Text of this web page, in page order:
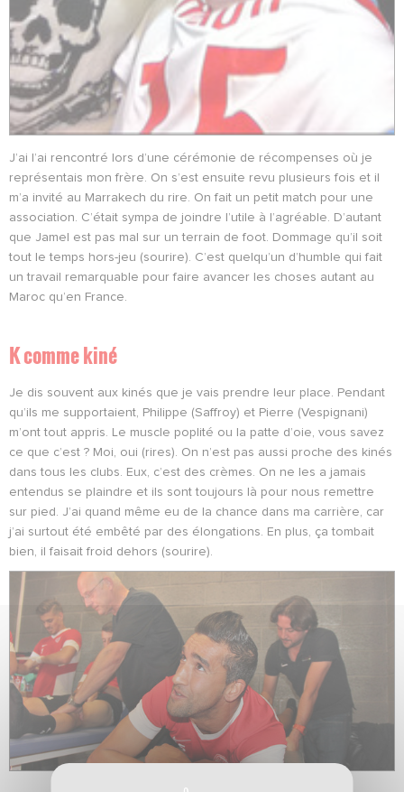
J’ai l’ai rencontré lors d’une cérémonie de récompenses où je
représentais mon frère. On s’est ensuite revu plusieurs fois et il
m’a invité au Marrakech du rire. On fait un petit match pour une
association. C’était sympa de joindre l’utile à l’agréable. D’autant
que Jamel est pas mal sur un terrain de foot. Dommage qu’il soit
tout le temps hors-jeu (sourire). C’est quelqu’un d’humble qui fait
un travail remarquable pour faire avancer les choses autant au
Maroc qu’en France.
K comme kiné
Je dis souvent aux kinés que je vais prendre leur place. Pendant
qu’ils me supportaient, Philippe (Saffroy) et Pierre (Vespignani)
m’ont tout appris. Le muscle poplité ou la patte d’oie, vous savez
ce que c’est ? Moi, oui (rires). On n’est pas aussi proche des kinés
dans tous les clubs. Eux, c’est des crèmes. On ne les a jamais
entendus se plaindre et ils sont toujours là pour nous remettre
sur pied. J’ai quand même eu de la chance dans ma carrière, car
j’ai surtout été embêté par des élongations. En plus, ça tombait
bien, il faisait froid dehors (sourire).